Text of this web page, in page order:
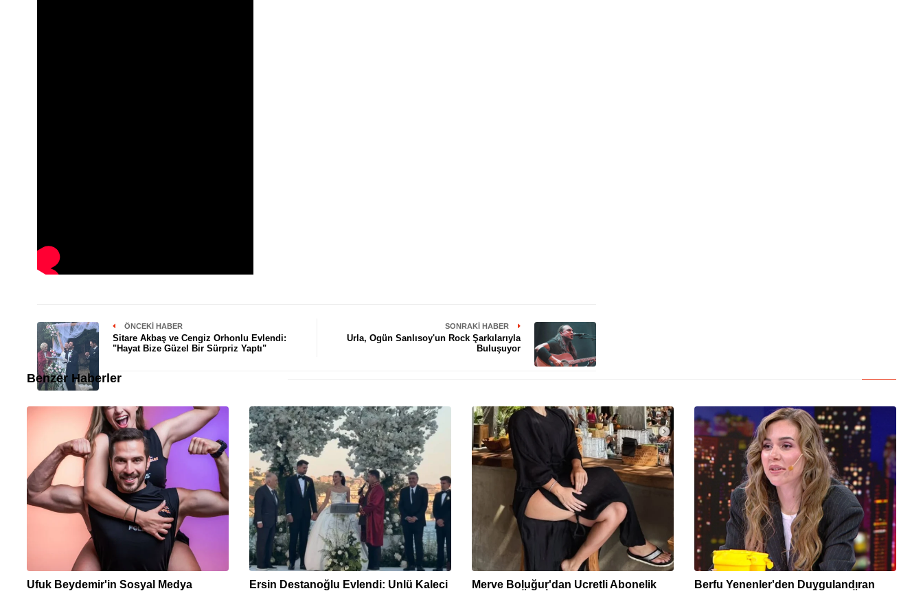
ÖNCEKI HABER
Sitare Akbaş ve Cengiz Orhonlu Evlendi:
"Hayat Bize Güzel Bir Sürpriz Yaptı"
SONRAKI HABER
Urla, Ogün Sanlısoy'un Rock Şarkılarıyla
Buluşuyor
Benzer Haberler
Ufuk Beydemir'in Sosyal Medya
Ersin Destanoğlu Evlendi: Ünlü Kaleci
Merve Boluğur'dan Ücretli Abonelik
Berfu Yenenler'den Duygulandıran